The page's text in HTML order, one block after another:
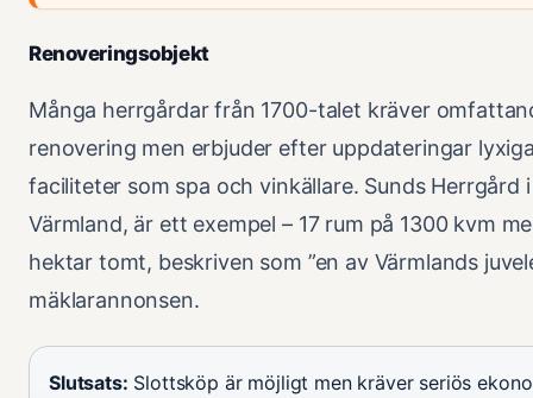
Renoveringsobjekt
Många herrgårdar från 1700-talet kräver
renovering men erbjuder efter uppdateringar
faciliteter som spa och vinkällare. Sunds Herrgård
Värmland, är ett exempel – 17 rum på 1300 kvm
hektar tomt, beskriven som ”en av Värmlands
mäklarannonsen.
Slutsats: Slottsköp är möjligt men kräver seriös